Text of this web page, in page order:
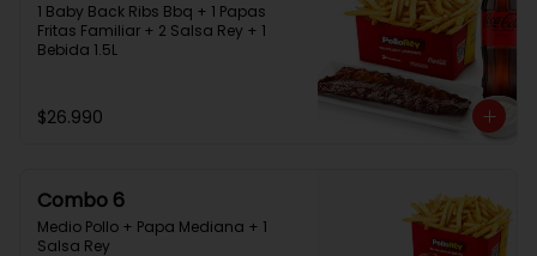
1 Baby Back Ribs Bbq + 1 Papas
Fritas Familiar + 2 Salsa Rey + 1
Bebida 1.5L
$26.990
Combo 6
Medio Pollo + Papa Mediana + 1
Salsa Rey